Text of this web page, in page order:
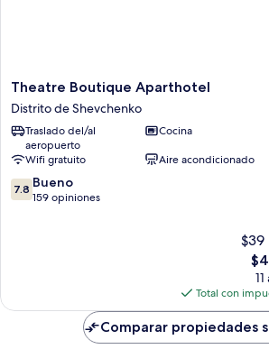
Theatre
Boutique
Aparthotel
Distrito
Shevchenko
Theatre Boutique Aparthotel
Distrito de Shevchenko
Traslado del/al
aeropuerto
Cocina
Wifi gratuito
Aire acondicionado
7.8
de
7.8 Bueno
159 opiniones
El
es
de
Total con
Comparar propiedades